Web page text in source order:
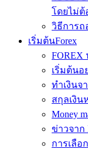
โดยไม่ต้
วิธีการถ
เริ่มต้นForex
FOREX
เริ่มต้นอ
ทำเงินจ
สกุลเงิน
Money
ข่าวจาก
การเลือ